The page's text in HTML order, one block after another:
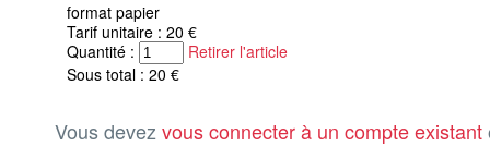
format papier
Tarif unitaire : 20 €
Quantité :
Retirer l'article
Sous total : 20 €
Vous devez vous connecter à un compte existant